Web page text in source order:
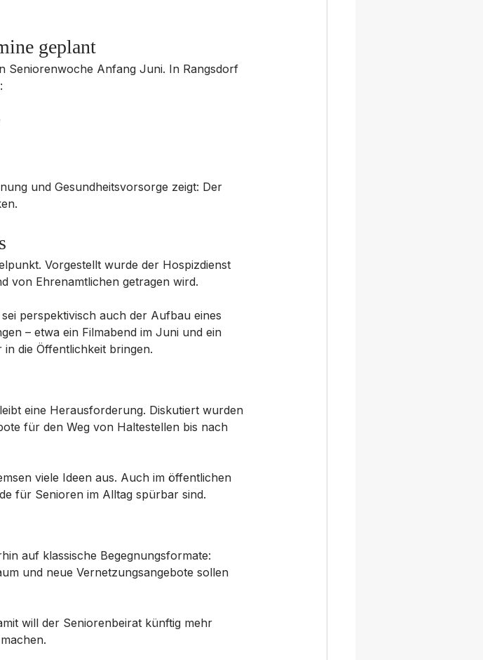
geplant
Seniorenwoche Anfang Juni. In Rangsdorf
und Gesundheitsvorsorge zeigt: Der
Vorgestellt wurde der Hospizdienst
von Ehrenamtlichen getragen wird.
perspektivisch auch der Aufbau eines
– etwa ein Filmabend im Juni und ein
die Öffentlichkeit bringen.
eine Herausforderung. Diskutiert wurden
für den Weg von Haltestellen bis nach
viele Ideen aus. Auch im öffentlichen
für Senioren im Alltag spürbar sind.
auf klassische Begegnungsformate:
und neue Vernetzungsangebote sollen
will der Seniorenbeirat künftig mehr